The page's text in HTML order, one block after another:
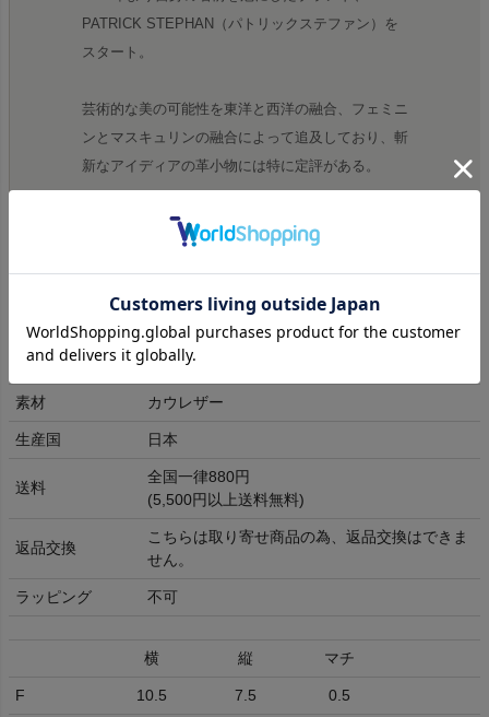
PATRICK STEPHAN（パトリックステファン）を
スタート。
芸術的な美の可能性を東洋と西洋の融合、フェミニ
ンとマスキュリンの融合によって追及しており、斬
新なアイディアの革小物には特に定評がある。
商品詳細
素材 カウレザー
生産国 日本
送料
全国一律880円
(5,500円以上送料無料)
返品交換
こちらは取り寄せ商品の為、返品交換はできま
せん。
ラッピング 不可
横 縦 マチ
F 10.5 7.5 0.5